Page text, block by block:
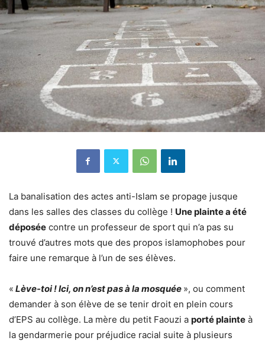
La banalisation des actes anti-Islam se propage jusque
dans les salles des classes du collège ! Une plainte a été
déposée contre un professeur de sport qui n’a pas su
trouvé d’autres mots que des propos islamophobes pour
faire une remarque à l’un de ses élèves.
« Lève-toi ! Ici, on n’est pas à la mosquée », ou comment
demander à son élève de se tenir droit en plein cours
d’EPS au collège. La mère du petit Faouzi a porté plainte à
la gendarmerie pour préjudice racial suite à plusieurs